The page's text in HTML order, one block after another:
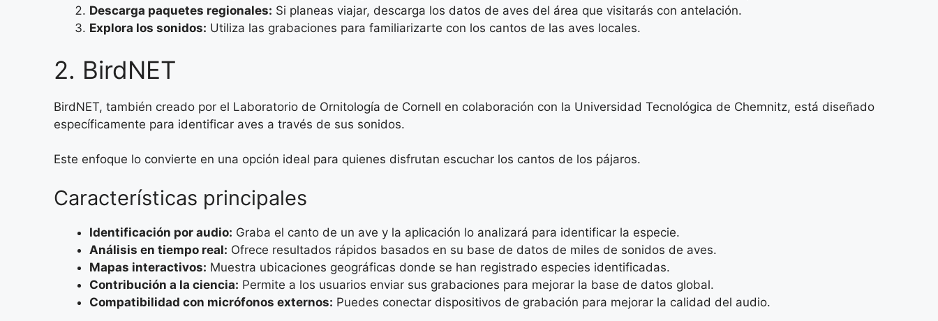
Descarga paquetes regionales: Si planeas viajar, descarga los datos de aves del área que visitarás con antelación.
Explora los sonidos: Utiliza las grabaciones para familiarizarte con los cantos de las aves locales.
2. BirdNET
BirdNET, también creado por el Laboratorio de Ornitología de Cornell en colaboración con la Universidad Tecnológica de Chemnitz, está diseñado
específicamente para identificar aves a través de sus sonidos.
Este enfoque lo convierte en una opción ideal para quienes disfrutan escuchar los cantos de los pájaros.
Características principales
Identificación por audio: Graba el canto de un ave y la aplicación lo analizará para identificar la especie.
Análisis en tiempo real: Ofrece resultados rápidos basados en su base de datos de miles de sonidos de aves.
Mapas interactivos: Muestra ubicaciones geográficas donde se han registrado especies identificadas.
Contribución a la ciencia: Permite a los usuarios enviar sus grabaciones para mejorar la base de datos global.
Compatibilidad con micrófonos externos: Puedes conectar dispositivos de grabación para mejorar la calidad del audio.